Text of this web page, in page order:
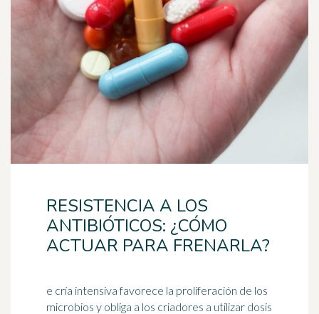
RESISTENCIA A LOS
ANTIBIÓTICOS: ¿CÓMO
ACTUAR PARA FRENARLA?
e cría intensiva favorece la proliferación de los
microbios y obliga a los criadores a utilizar dosis